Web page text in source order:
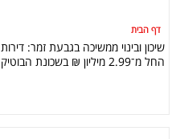
דף הבית
החל מ־2.99 מיליון ₪ בשכונת הבוטיק של חיפה